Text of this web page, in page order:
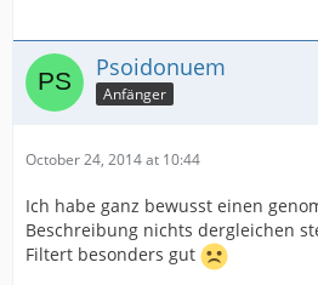
Psoidonuem
Anfänger
October 24, 2014 at 10:44
Ich habe ganz bewusst einen
Beschreibung nichts dergleichen
Filtert besonders gut